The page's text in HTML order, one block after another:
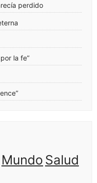
perdido
la fe”
MundoSalud